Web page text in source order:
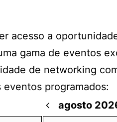
acesso a
gama de eventos
de networking
programados:
agosto